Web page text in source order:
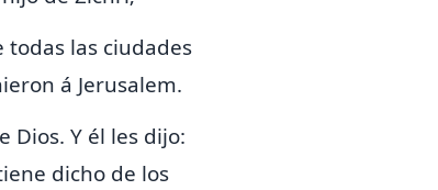
todas las ciudades
á Jerusalem.
Dios. Y él les dijo:
dicho de los